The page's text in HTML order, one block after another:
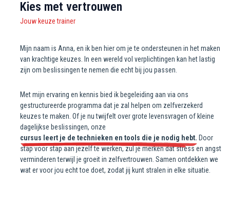
Kies met vertrouwen
Jouw keuze trainer
Mijn naam is Anna, en ik ben hier om je te ondersteunen in het maken
van krachtige keuzes. In een wereld vol verplichtingen kan het lastig
zijn om beslissingen te nemen die echt bij jou passen.
Met mijn ervaring en kennis bied ik begeleiding aan via ons
gestructureerde programma dat je zal helpen om zelfverzekerd
keuzes te maken. Of je nu twijfelt over grote levensvragen of kleine
dagelijkse beslissingen, onze
cursus leert je de technieken en tools die je nodig hebt. Door
stap voor stap aan jezelf te werken, zul je merken dat stress en angst
verminderen terwijl je groeit in zelfvertrouwen. Samen ontdekken we
wat er voor jou echt toe doet, zodat jij kunt stralen in elke situatie.